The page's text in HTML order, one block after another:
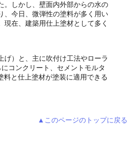
。しかし、壁面内外部からの水の
、今日、微弾性の塗料が多く用い
在、建築用仕上塗材として多く
）と、主に吹付け工法やローラ
コンクリート、セメントモルタ
料と仕上塗材が塗装に適用できる
▲このページのトップに戻る